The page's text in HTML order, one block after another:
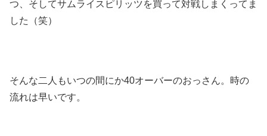
つ、そしてサムライスピリッツを買って対戦しまくってま
した（笑）
そんな二人もいつの間にか40オーバーのおっさん。時の
流れは早いです。